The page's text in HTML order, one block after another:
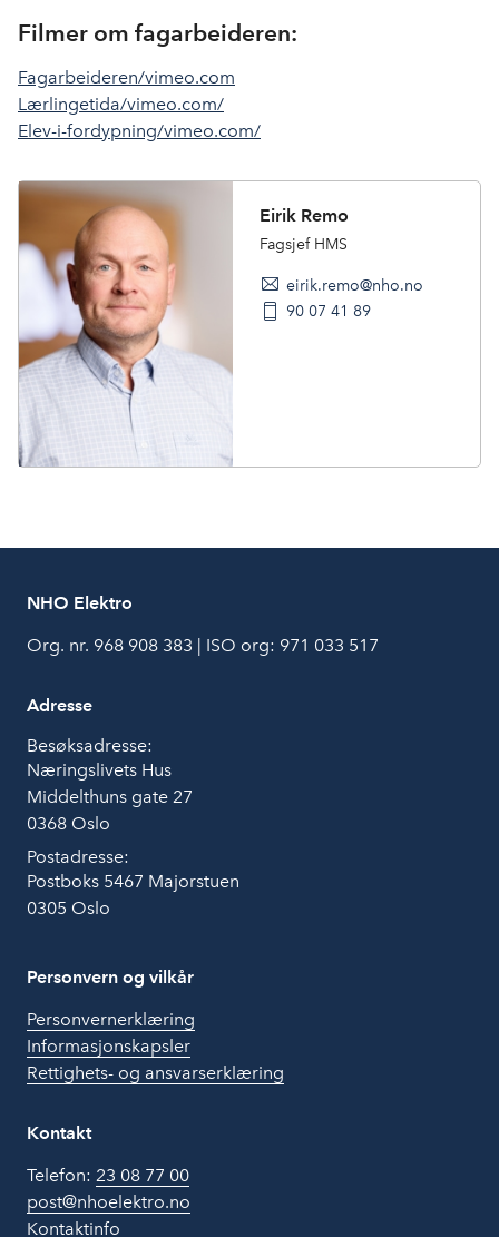
Filmer om fagarbeideren:
Fagarbeideren/vimeo.com
Lærlingetida/vimeo.com/
Elev-i-fordypning/vimeo.com/
Eirik Remo
Fagsjef HMS
eirik.remo@nho.no
90 07 41 89
NHO Elektro
Org. nr. 968 908 383 | ISO org: 971 033 517
Adresse
Besøksadresse:
Næringslivets Hus
Middelthuns gate 27
0368 Oslo
Postadresse:
Postboks 5467 Majorstuen
0305 Oslo
Personvern og vilkår
Personvernerklæring
Informasjonskapsler
Rettighets- og ansvarserklæring
Kontakt
Telefon: 23 08 77 00
post@nhoelektro.no
Kontaktinfo